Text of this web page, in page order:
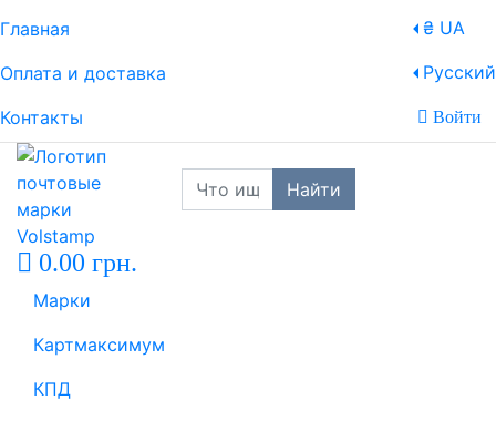
Главная
Оплата и доставка
Контакты
₴ UA
Русский
Войти
Найти
0.00 грн.
Марки
Картмаксимум
КПД